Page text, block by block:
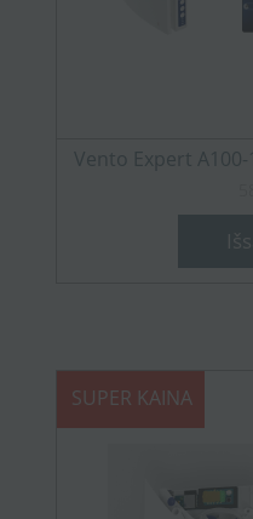
Vento Expert A100-
SUPER KAINA